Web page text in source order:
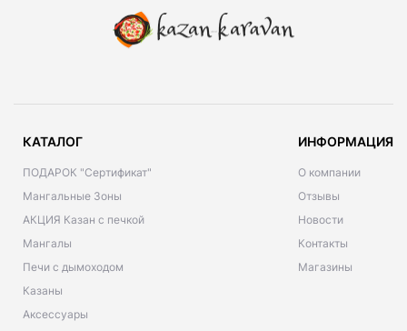
КАТАЛОГ
ПОДАРОК "Сертификат"
Мангальные Зоны
АКЦИЯ Казан с печкой
Мангалы
Печи с дымоходом
Казаны
Аксессуары
ИНФОРМАЦИЯ
О компании
Отзывы
Новости
Контакты
Магазины